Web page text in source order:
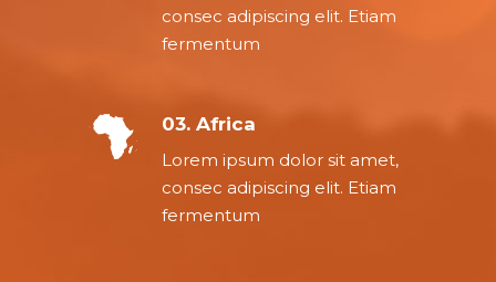
consec adipiscing elit. Etiam
fermentum
03. Africa
Lorem ipsum dolor sit amet,
consec adipiscing elit. Etiam
fermentum